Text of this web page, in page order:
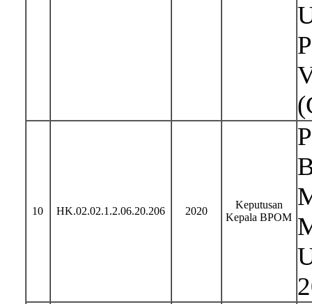
10 HK.02.02.1.2.06.20.206 2020
Keputusan
Kepala BPOM